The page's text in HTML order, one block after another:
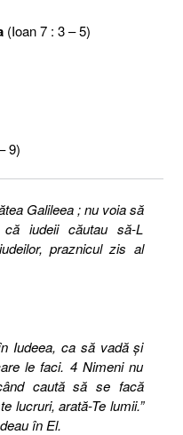
(Ioan 7 : 3 – 5)
9)
Galileea ; nu voia să
iudeii căutau să-L
praznicul zis al
Iudeea, ca să vadă şi
le faci. 4 Nimeni nu
caută să se facă
lucruri, arată-Te lumii.”
în El.